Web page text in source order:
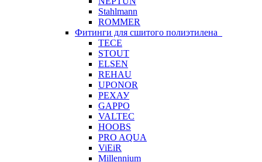
Stahlmann
ROMMER
Фитинги для сшитого полиэтилена
TECE
STOUT
ELSEN
REHAU
UPONOR
РЕХАУ
GAPPO
VALTEC
HOOBS
PRO AQUA
ViEiR
Millennium